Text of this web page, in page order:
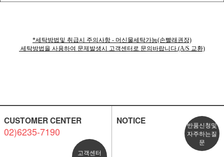
*세탁방법및 취급시 주의사항 - 머신물세탁가능(손빨래권장)
세탁방법을 사용하여 문제발생시 고객센터로 문의바랍니다.(A/S 교환)
CUSTOMER CENTER
02)6235-7190
고객센터
NOTICE
반품신청및
자주하는질
문